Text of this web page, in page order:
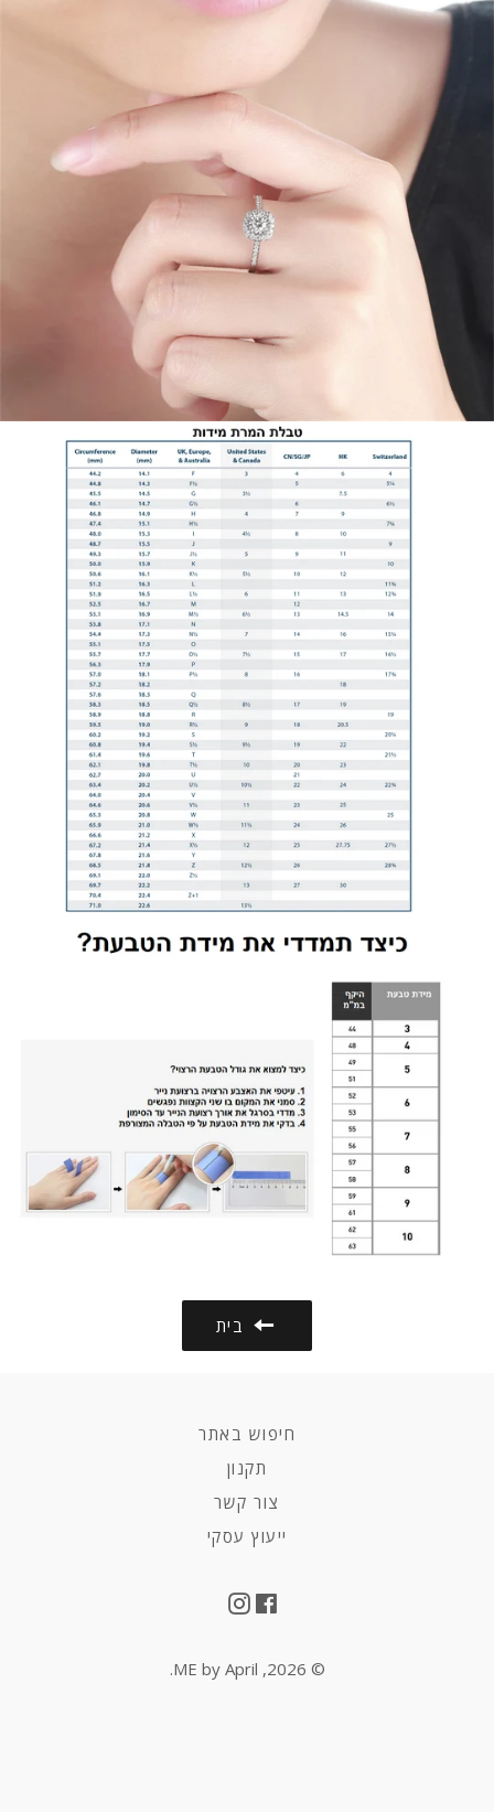
בית
חיפוש באתר
תקנון
צור קשר
ייעוץ עסקי
Facebook
Instagram
© 2026,
ME by April
.